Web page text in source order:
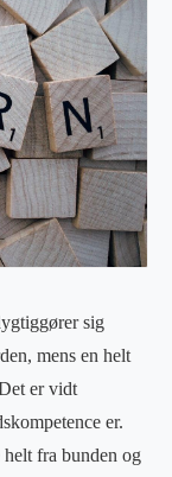
sig
mens en helt
er vidt
er.
fra bunden og